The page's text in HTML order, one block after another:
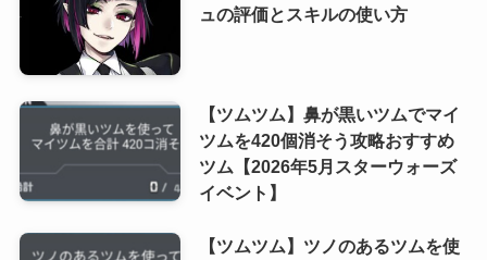
ュの評価とスキルの使い方
【ツムツム】鼻が黒いツムでマイ
ツムを420個消そう攻略おすすめ
ツム【2026年5月スターウォーズ
イベント】
【ツムツム】ツノのあるツムを使